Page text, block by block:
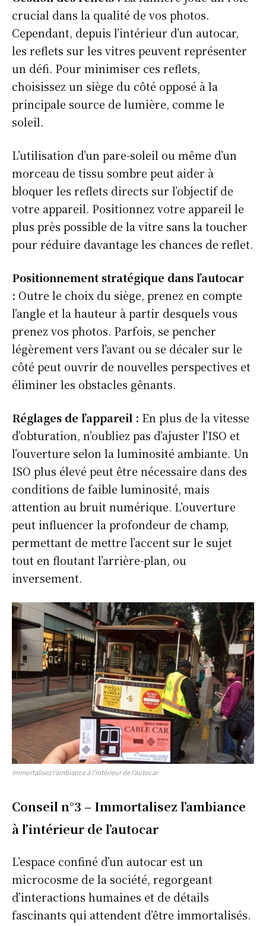
crucial dans la qualité de vos photos.
Cependant, depuis l’intérieur d’un autocar,
les reflets sur les vitres peuvent représenter
un défi. Pour minimiser ces reflets,
choisissez un siège du côté opposé à la
principale source de lumière, comme le
soleil.
L’utilisation d’un pare-soleil ou même d’un
morceau de tissu sombre peut aider à
bloquer les reflets directs sur l’objectif de
votre appareil. Positionnez votre appareil le
plus près possible de la vitre sans la toucher
pour réduire davantage les chances de reflet.
Positionnement stratégique dans l’autocar
: Outre le choix du siège, prenez en compte
l’angle et la hauteur à partir desquels vous
prenez vos photos. Parfois, se pencher
légèrement vers l’avant ou se décaler sur le
côté peut ouvrir de nouvelles perspectives et
éliminer les obstacles gênants.
Réglages de l’appareil : En plus de la vitesse
d’obturation, n’oubliez pas d’ajuster l’ISO et
l’ouverture selon la luminosité ambiante. Un
ISO plus élevé peut être nécessaire dans des
conditions de faible luminosité, mais
attention au bruit numérique. L’ouverture
peut influencer la profondeur de champ,
permettant de mettre l’accent sur le sujet
tout en floutant l’arrière-plan, ou
inversement.
Immortalisez l’ambiance à l’intérieur de l’autocar
Conseil n°3 – Immortalisez l’ambiance
à l’intérieur de l’autocar
L’espace confiné d’un autocar est un
microcosme de la société, regorgeant
d’interactions humaines et de détails
fascinants qui attendent d’être immortalisés.